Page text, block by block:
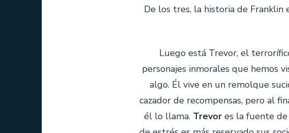
De los tres, la historia de
Luego está Trevor, el
personajes inmorales que hemos
algo. Él vive en un remolque
cazador de recompensas, pero al
él lo llama. Trevor es la fuente